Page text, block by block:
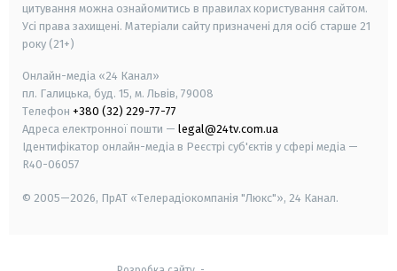
цитування можна ознайомитись в правилах користування сайтом.
Усі права захищені. Матеріали сайту призначені для осіб старше 21
року (21+)
Онлайн-медіа «24 Канал»
пл. Галицька, буд. 15, м. Львів, 79008
Телефон +380 (32) 229-77-77
Адреса електронної пошти — legal@24tv.com.ua
Ідентифікатор онлайн-медіа в Реєстрі суб'єктів у сфері медіа —
R40-06057
© 2005—2026, ПрАТ «Телерадіокомпанія "Люкс"», 24 Канал.